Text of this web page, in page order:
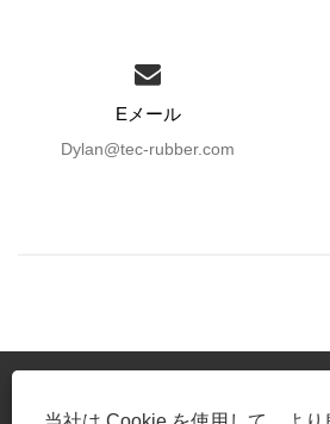
Eメール
Dylan@tec-rubber.com